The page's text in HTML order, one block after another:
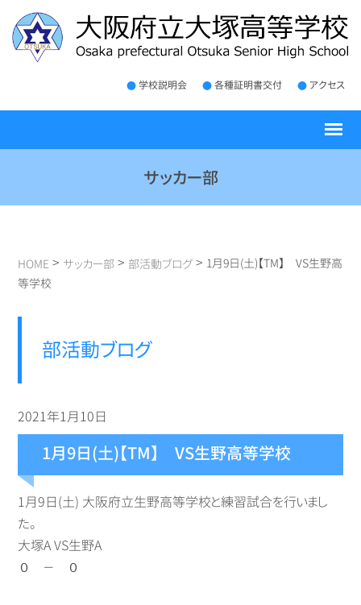
学校説明会 各種証明書交付 アクセス
サッカー部
HOME > サッカー部 > 部活動ブログ > 1月9日(土)【TM】 VS生野高
等学校
部活動ブログ
2021年1月10日
1月9日(土)【TM】 VS生野高等学校
1月9日(土) 大阪府立生野高等学校と練習試合を行いまし
た。
大塚A VS生野A
０ － ０